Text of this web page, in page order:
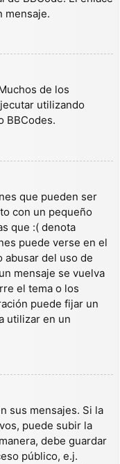
mensaje.
de los
utilizando
BBCodes.
que pueden ser
con un pequeño
que :( denota
puede verse en el
abusar del uso de
mensaje se vuelva
el tema o los
puede fijar un
utilizar en un
sus mensajes. Si la
puede subir la
debe guardar
público, e.j.